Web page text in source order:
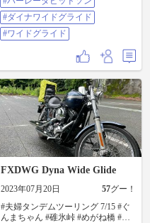
#ダイナワイドグライド
#ワイドグライド
FXDWG Dyna Wide Glide
2023年07月20日 57グー！
#夫婦タンデムツーリング 7/15 #ぐ
んまちゃん #碓氷峠 #めがね橋 #お